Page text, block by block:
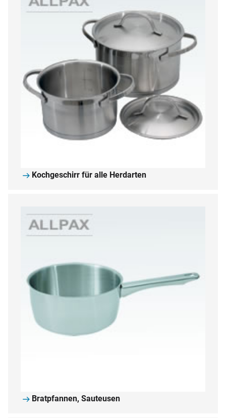
Kochgeschirr für alle Herdarten
Bratpfannen, Sauteusen